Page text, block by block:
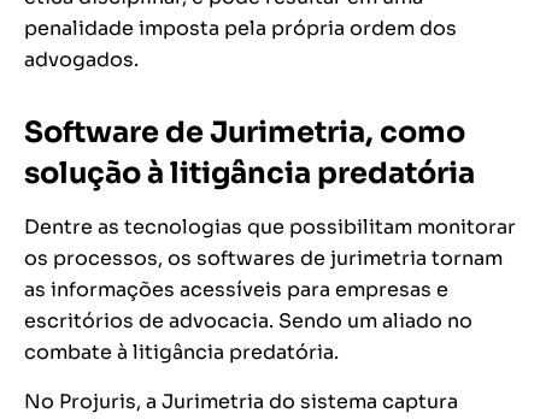
penalidade imposta pela própria ordem dos
advogados.
Software de Jurimetria, como
solução à litigância predatória
Dentre as tecnologias que possibilitam monitorar
os processos, os softwares de jurimetria tornam
as informações acessíveis para empresas e
escritórios de advocacia. Sendo um aliado no
combate à litigância predatória.
No Projuris, a Jurimetria do sistema captura